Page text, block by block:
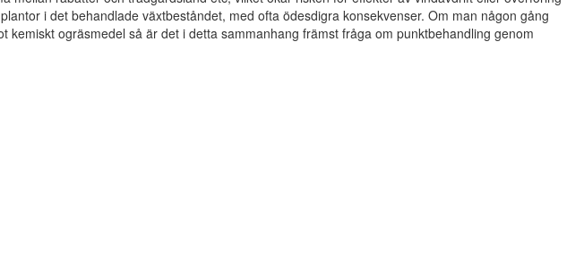
i det behandlade växtbeståndet, med ofta ödesdigra konsekvenser. Om man någon gång
kemiskt ogräsmedel så är det i detta sammanhang främst fråga om punktbehandling genom